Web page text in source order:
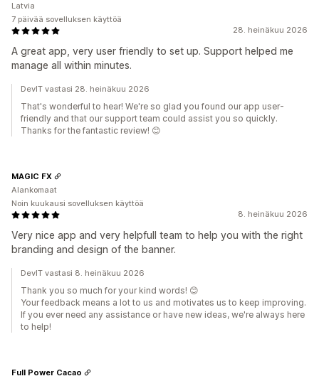
28. heinäkuu 2026
A great app, very user friendly to set up. Support helped me
manage all within minutes.
Latvia
7 päivää sovelluksen käyttöä
DevIT vastasi 28. heinäkuu 2026
That's wonderful to hear! We're so glad you found our app user-
friendly and that our support team could assist you so quickly.
Thanks for the fantastic review! 😊
8. heinäkuu 2026
Very nice app and very helpfull team to help you with the right
branding and design of the banner.
MAGIC FX
Alankomaat
Noin kuukausi sovelluksen käyttöä
DevIT vastasi 8. heinäkuu 2026
Thank you so much for your kind words! 😊
Your feedback means a lot to us and motivates us to keep improving.
If you ever need any assistance or have new ideas, we're always here
to help!
Full Power Cacao